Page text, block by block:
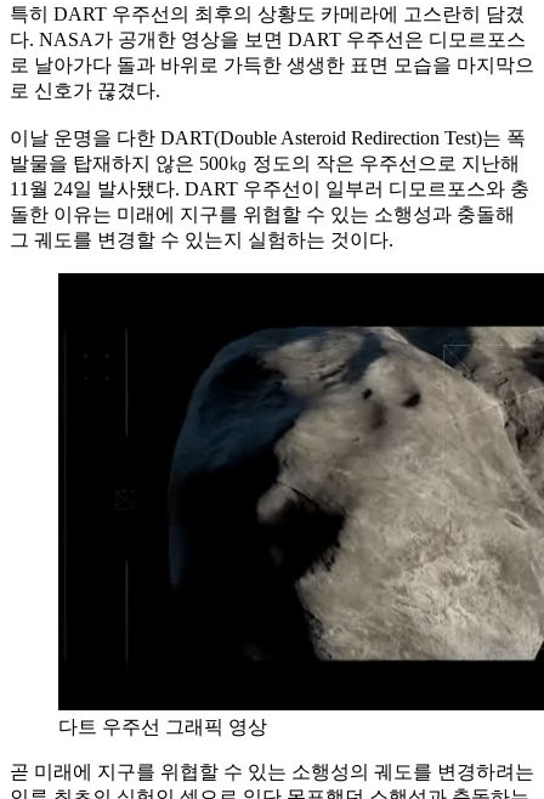
특히 DART 우주선의 최후의 상황도 카메라에 고스란히 담겼
다. NASA가 공개한 영상을 보면 DART 우주선은 디모르포스
로 날아가다 돌과 바위로 가득한 생생한 표면 모습을 마지막으
로 신호가 끊겼다.
이날 운명을 다한 DART(Double Asteroid Redirection Test)는 폭
발물을 탑재하지 않은 500㎏ 정도의 작은 우주선으로 지난해
11월 24일 발사됐다. DART 우주선이 일부러 디모르포스와 충
돌한 이유는 미래에 지구를 위협할 수 있는 소행성과 충돌해
그 궤도를 변경할 수 있는지 실험하는 것이다.
다트 우주선 그래픽 영상
곧 미래에 지구를 위협할 수 있는 소행성의 궤도를 변경하려는